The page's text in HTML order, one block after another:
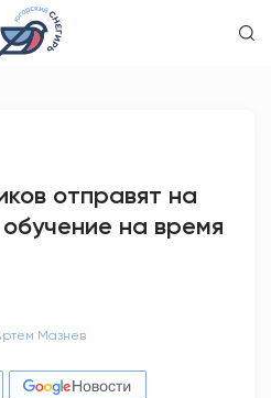
отправят на
на время
Мазнев